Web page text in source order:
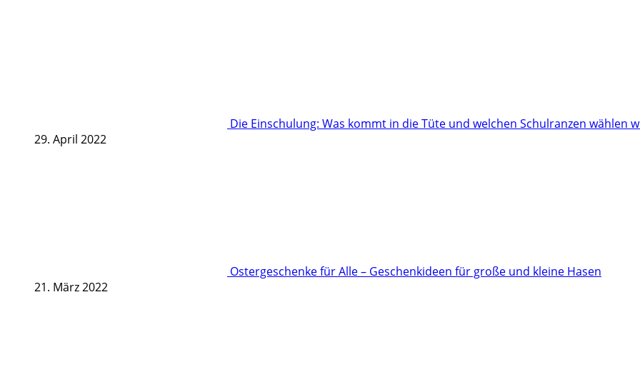
Die Einschulung: Was kommt in die Tüte und welchen Schulranzen wählen
29. April 2022
Ostergeschenke für Alle – Geschenkideen für große und kleine Hasen
21. März 2022